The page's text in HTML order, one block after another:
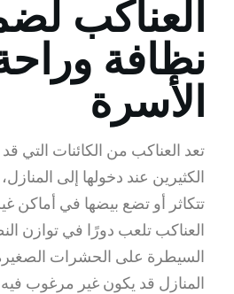
العناكب
نظافة
الأسرة
تعد العناكب من الكائنات التي
الكثيرين عند دخولها إلى
تتكاثر أو تضع بيضها في أماكن
العناكب تلعب دورًا في توازن
السيطرة على الحشرات
المنازل قد يكون غير مرغوب